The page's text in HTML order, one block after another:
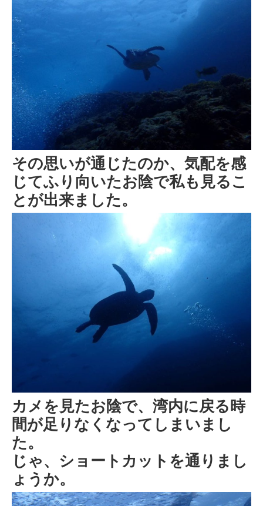
その思いが通じたのか、気配を感
じてふり向いたお陰で私も見るこ
とが出来ました。
カメを見たお陰で、湾内に戻る時
間が足りなくなってしまいまし
た。
じゃ、ショートカットを通りまし
ょうか。